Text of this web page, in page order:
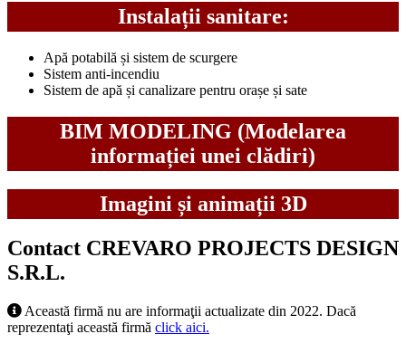
Instalații sanitare:
Apă potabilă și sistem de scurgere
Sistem anti-incendiu
Sistem de apă și canalizare pentru orașe și sate
BIM MODELING (Modelarea
informației unei clădiri)
Imagini și animații 3D
Contact CREVARO PROJECTS DESIGN
S.R.L.
Această firmă nu are informaţii actualizate din 2022. Dacă
reprezentaţi această firmă click aici.